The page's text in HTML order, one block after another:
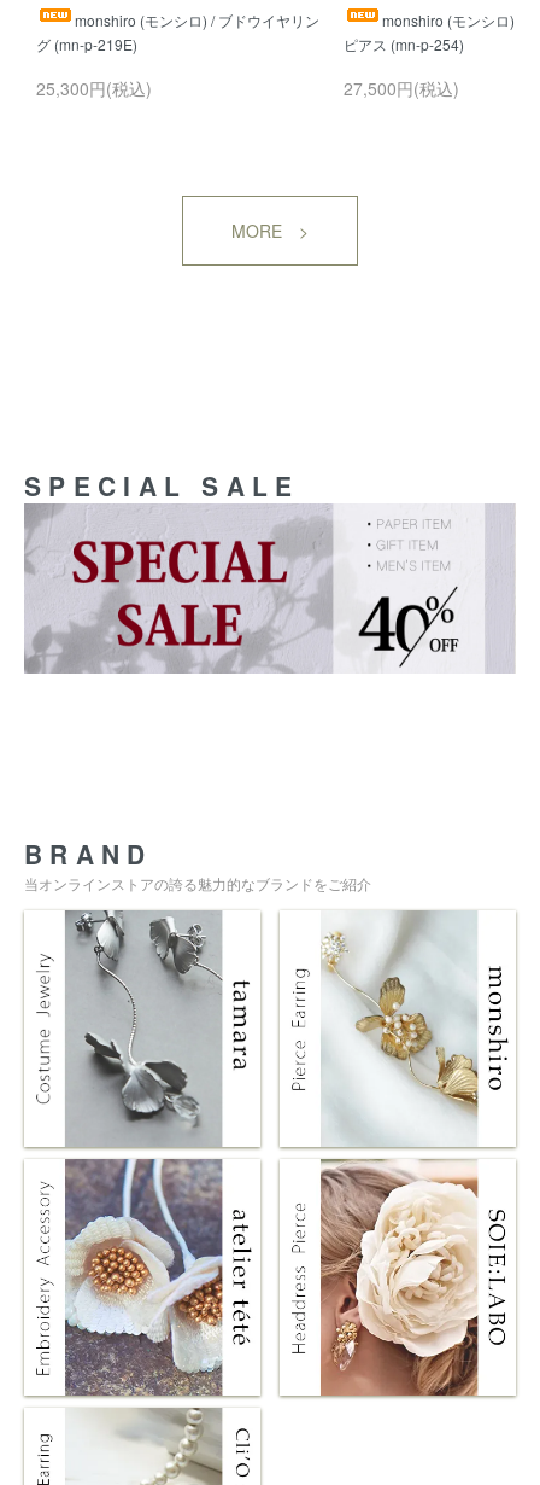
monshiro (モンシロ) / ブドウイヤリン
25,300円(税込)
monshiro (モンシロ) /
27,500円(税込)
MORE >
SPECIAL SALE
BRAND
当オンラインストアの誇る魅力的なブランドをご紹介